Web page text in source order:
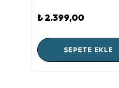
₺ 2.399,00
SEPETE EKLE